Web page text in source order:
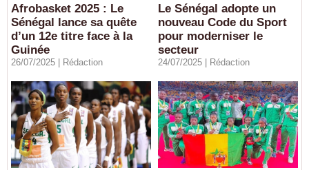
Afrobasket 2025 : Le
Sénégal lance sa quête
d’un 12e titre face à la
Guinée
26/07/2025 | Rédaction
Le Sénégal adopte un
nouveau Code du Sport
pour moderniser le
secteur
24/07/2025 | Rédaction